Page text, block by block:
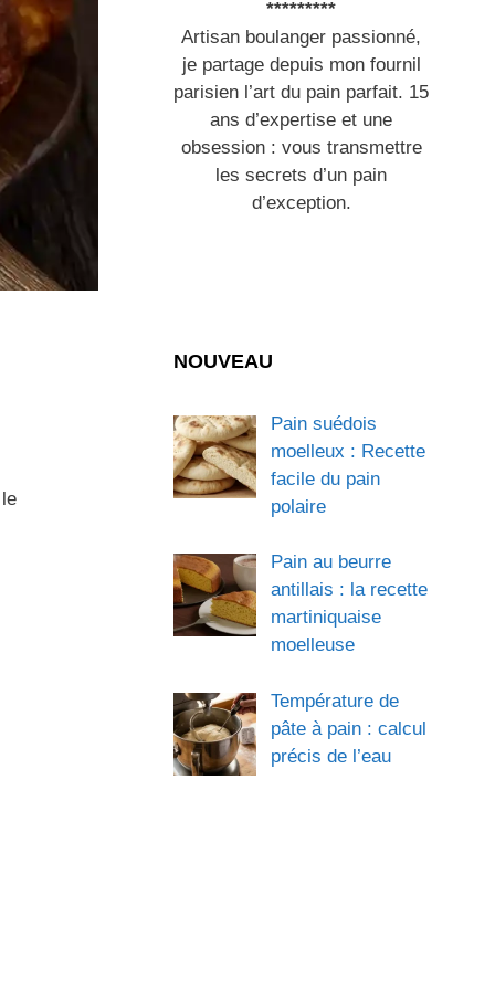
*********
Artisan boulanger passionné,
je partage depuis mon fournil
parisien l’art du pain parfait. 15
ans d’expertise et une
obsession : vous transmettre
les secrets d’un pain
d’exception.
NOUVEAU
Pain suédois
moelleux : Recette
facile du pain
polaire
Pain au beurre
antillais : la recette
martiniquaise
moelleuse
Température de
pâte à pain : calcul
précis de l’eau